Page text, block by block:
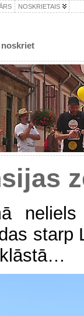
NOSKRIETAIS
noskriet
starp